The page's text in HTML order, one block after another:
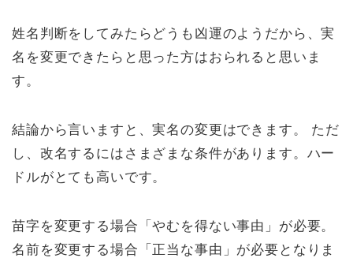
姓名判断をしてみたらどうも凶運のようだから、実
名を変更できたらと思った方はおられると思いま
す。
結論から言いますと、実名の変更はできます。 ただ
し、改名するにはさまざまな条件があります。ハー
ドルがとても高いです。
苗字を変更する場合「やむを得ない事由」が必要。
名前を変更する場合「正当な事由」が必要となりま